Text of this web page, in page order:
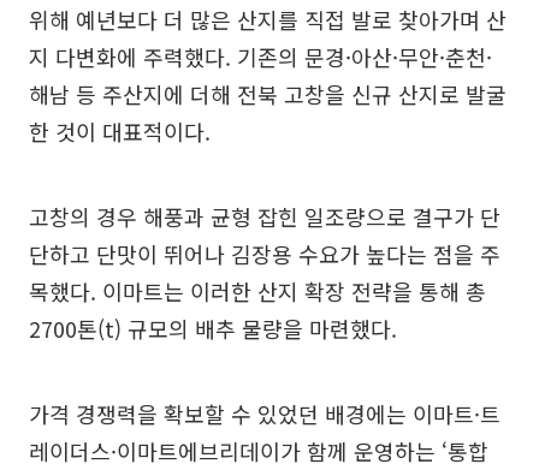
위해 예년보다 더 많은 산지를 직접 발로 찾아가며 산
지 다변화에 주력했다. 기존의 문경·아산·무안·춘천·
해남 등 주산지에 더해 전북 고창을 신규 산지로 발굴
한 것이 대표적이다.
고창의 경우 해풍과 균형 잡힌 일조량으로 결구가 단
단하고 단맛이 뛰어나 김장용 수요가 높다는 점을 주
목했다. 이마트는 이러한 산지 확장 전략을 통해 총
2700톤(t) 규모의 배추 물량을 마련했다.
가격 경쟁력을 확보할 수 있었던 배경에는 이마트·트
레이더스·이마트에브리데이가 함께 운영하는 ‘통합